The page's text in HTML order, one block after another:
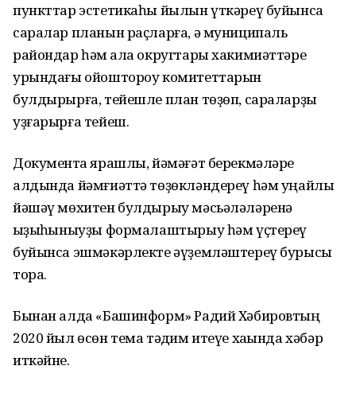
пункттар эстетикаһы йылын үткәреү буйынса
саралар планын раҫларға, ә муниципаль
райондар һәм ҡала округтары хакимиәттәре
урындағы ойоштороу комитеттарын
булдырырға, тейешле план төҙөп, сараларҙы
уҙғарырға тейеш.
Документҡа ярашлы, йәмәғәт берекмәләре
алдында йәмғиәттә төҙөкләндереү һәм уңайлы
йәшәү мөхитен булдырыу мәсьәләләренә
ҡыҙыҡһыныуҙы формалаштырыу һәм үҫтереү
буйынса эшмәкәрлекте әүҙемләштереү бурысы
тора.
Бынан алда «Башинформ» Радий Хәбировтың
2020 йыл өсөн тема тәҡдим итеүе хаҡында хәбәр
иткәйне.